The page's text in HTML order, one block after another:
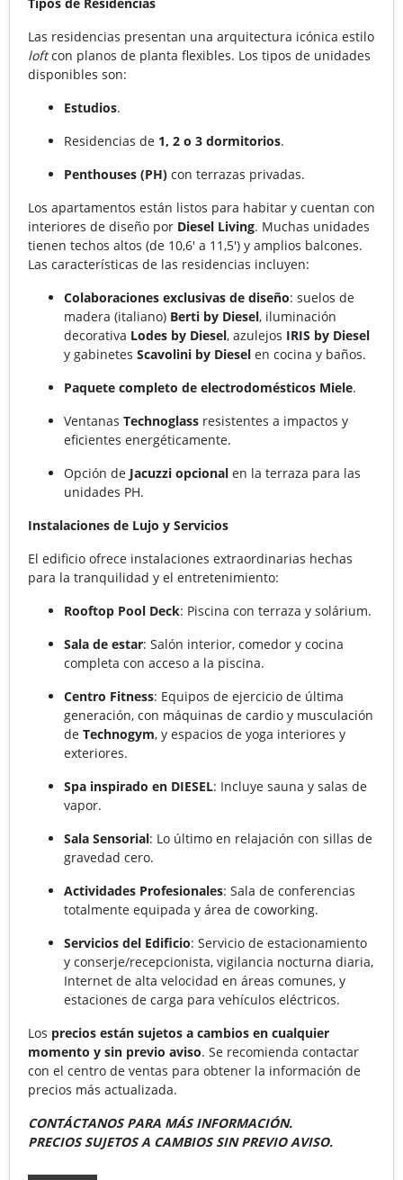
Las residencias presentan una arquitectura icónica estilo
loftcon planos de planta flexibles. Los tipos de unidades
disponibles son:
Estudios.
Residencias de 1, 2 o 3 dormitorios.
Penthouses (PH) con terrazas privadas.
Los apartamentos están listos para habitar y cuentan con
interiores de diseño por Diesel Living. Muchas unidades
tienen techos altos (de 10,6' a 11,5') y amplios balcones.
Las características de las residencias incluyen:
Colaboraciones exclusivas de diseño: suelos de
madera (italiano) Berti by Diesel, iluminación
decorativa Lodes by Diesel, azulejos IRIS by Diesel
y gabinetes Scavolini by Diesel en cocina y baños.
Paquete completo de electrodomésticos Miele.
Ventanas Technoglass resistentes a impactos y
eficientes energéticamente.
Opción de Jacuzzi opcional en la terraza para las
unidades PH.
Instalaciones de Lujo y Servicios
El edificio ofrece instalaciones extraordinarias hechas
para la tranquilidad y el entretenimiento:
Rooftop Pool Deck: Piscina con terraza y solárium.
Sala de estar: Salón interior, comedor y cocina
completa con acceso a la piscina.
Centro Fitness: Equipos de ejercicio de última
generación, con máquinas de cardio y musculación
de Technogym, y espacios de yoga interiores y
exteriores.
Spa inspirado en DIESEL: Incluye sauna y salas de
vapor.
Sala Sensorial: Lo último en relajación con sillas de
gravedad cero.
Actividades Profesionales: Sala de conferencias
totalmente equipada y área de coworking.
Servicios del Edificio: Servicio de estacionamiento
y conserje/recepcionista, vigilancia nocturna diaria,
Internet de alta velocidad en áreas comunes, y
estaciones de carga para vehículos eléctricos.
Los precios están sujetos a cambios en cualquier
momento y sin previo aviso. Se recomienda contactar
con el centro de ventas para obtener la información de
precios más actualizada.
CONTÁCTANOS PARA MÁS INFORMACIÓN.
PRECIOS SUJETOS A CAMBIOS SIN PREVIO AVISO.